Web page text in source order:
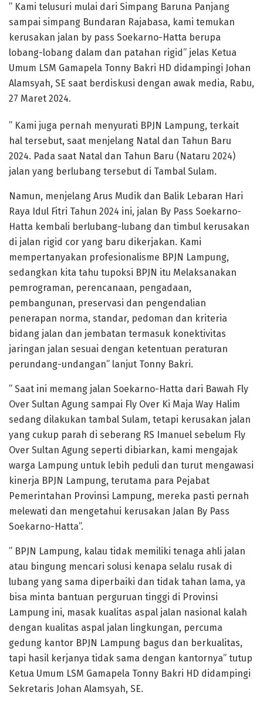
” Kami telusuri mulai dari Simpang Baruna Panjang
sampai simpang Bundaran Rajabasa, kami temukan
kerusakan jalan by pass Soekarno-Hatta berupa
lobang-lobang dalam dan patahan rigid” jelas Ketua
Umum LSM Gamapela Tonny Bakri HD didampingi Johan
Alamsyah, SE saat berdiskusi dengan awak media, Rabu,
27 Maret 2024.
” Kami juga pernah menyurati BPJN Lampung, terkait
hal tersebut, saat menjelang Natal dan Tahun Baru
2024. Pada saat Natal dan Tahun Baru (Nataru 2024)
jalan yang berlubang tersebut di Tambal Sulam.
Namun, menjelang Arus Mudik dan Balik Lebaran Hari
Raya Idul Fitri Tahun 2024 ini, jalan By Pass Soekarno-
Hatta kembali berlubang-lubang dan timbul kerusakan
di jalan rigid cor yang baru dikerjakan. Kami
mempertanyakan profesionalisme BPJN Lampung,
sedangkan kita tahu tupoksi BPJN itu Melaksanakan
pemrograman, perencanaan, pengadaan,
pembangunan, preservasi dan pengendalian
penerapan norma, standar, pedoman dan kriteria
bidang jalan dan jembatan termasuk konektivitas
jaringan jalan sesuai dengan ketentuan peraturan
perundang-undangan” lanjut Tonny Bakri.
” Saat ini memang jalan Soekarno-Hatta dari Bawah Fly
Over Sultan Agung sampai Fly Over Ki Maja Way Halim
sedang dilakukan tambal Sulam, tetapi kerusakan jalan
yang cukup parah di seberang RS Imanuel sebelum Fly
Over Sultan Agung seperti dibiarkan, kami mengajak
warga Lampung untuk lebih peduli dan turut mengawasi
kinerja BPJN Lampung, terutama para Pejabat
Pemerintahan Provinsi Lampung, mereka pasti pernah
melewati dan mengetahui kerusakan Jalan By Pass
Soekarno-Hatta”.
” BPJN Lampung, kalau tidak memiliki tenaga ahli jalan
atau bingung mencari solusi kenapa selalu rusak di
lubang yang sama diperbaiki dan tidak tahan lama, ya
bisa minta bantuan perguruan tinggi di Provinsi
Lampung ini, masak kualitas aspal jalan nasional kalah
dengan kualitas aspal jalan lingkungan, percuma
gedung kantor BPJN Lampung bagus dan berkualitas,
tapi hasil kerjanya tidak sama dengan kantornya” tutup
Ketua Umum LSM Gamapela Tonny Bakri HD didampingi
Sekretaris Johan Alamsyah, SE.